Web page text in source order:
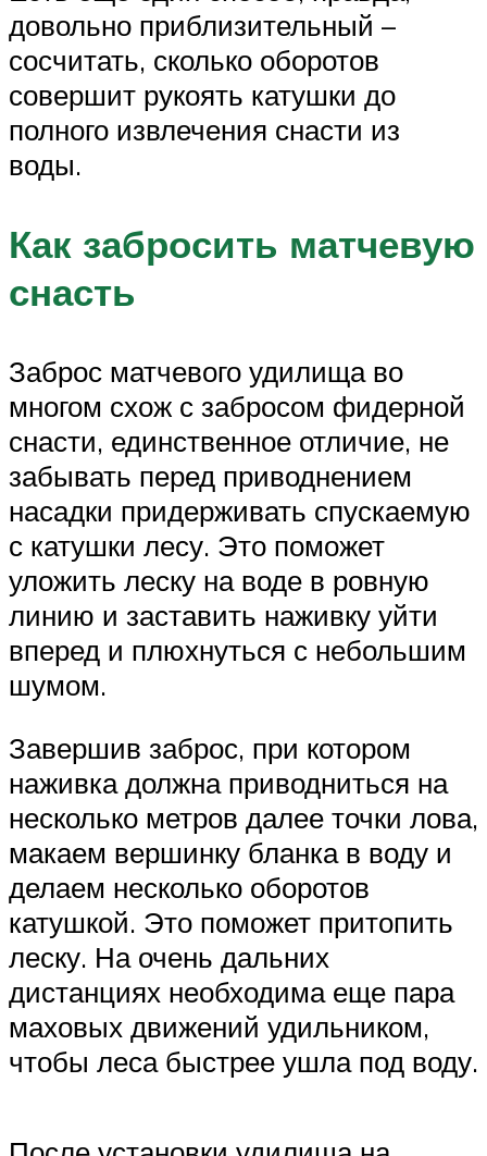
довольно приблизительный –
сосчитать, сколько оборотов
совершит рукоять катушки до
полного извлечения снасти из
воды.
Как забросить матчевую
снасть
Заброс матчевого удилища во
многом схож с забросом фидерной
снасти, единственное отличие, не
забывать перед приводнением
насадки придерживать спускаемую
с катушки лесу. Это поможет
уложить леску на воде в ровную
линию и заставить наживку уйти
вперед и плюхнуться с небольшим
шумом.
Завершив заброс, при котором
наживка должна приводниться на
несколько метров далее точки лова,
макаем вершинку бланка в воду и
делаем несколько оборотов
катушкой. Это поможет притопить
леску. На очень дальних
дистанциях необходима еще пара
маховых движений удильником,
чтобы леса быстрее ушла под воду.